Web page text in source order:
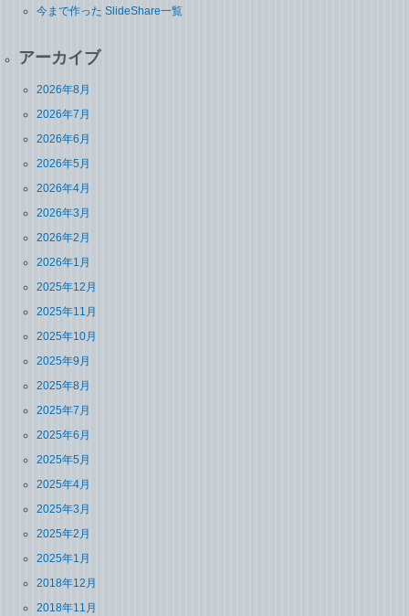
今まで作った SlideShare一覧
アーカイブ
2026年8月
2026年7月
2026年6月
2026年5月
2026年4月
2026年3月
2026年2月
2026年1月
2025年12月
2025年11月
2025年10月
2025年9月
2025年8月
2025年7月
2025年6月
2025年5月
2025年4月
2025年3月
2025年2月
2025年1月
2018年12月
2018年11月